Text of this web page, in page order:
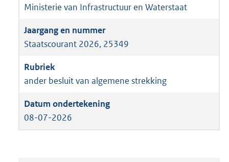
Ministerie van Infrastructuur en Waterstaat
Staatscourant 2026, 25349
ander besluit van algemene strekking
08-07-2026